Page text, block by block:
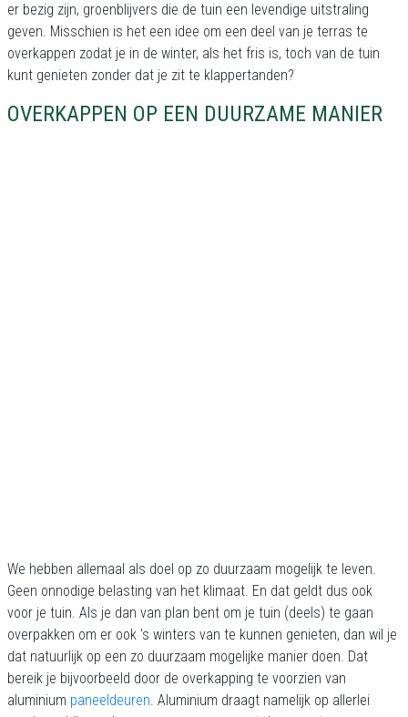
er bezig zijn, groenblijvers die de tuin een levendige uitstraling
geven. Misschien is het een idee om een deel van je terras te
overkappen zodat je in de winter, als het fris is, toch van de tuin
kunt genieten zonder dat je zit te klappertanden?
OVERKAPPEN OP EEN DUURZAME MANIER
We hebben allemaal als doel op zo duurzaam mogelijk te leven.
Geen onnodige belasting van het klimaat. En dat geldt dus ook
voor je tuin. Als je dan van plan bent om je tuin (deels) te gaan
overpakken om er ook 's winters van te kunnen genieten, dan wil je
dat natuurlijk op een zo duurzaam mogelijke manier doen. Dat
bereik je bijvoorbeeld door de overkapping te voorzien van
aluminium paneeldeuren. Aluminium draagt namelijk op allerlei